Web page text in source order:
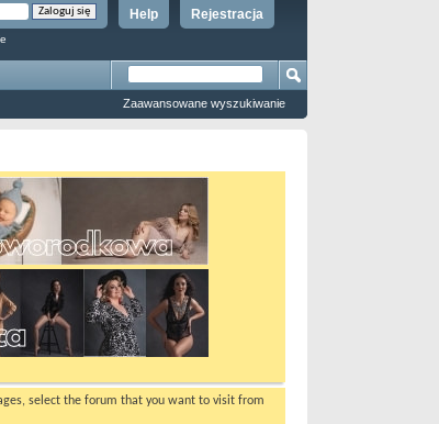
Rejestracja
Help
Zaawansowane wyszukiwanie
select the forum that you want to visit from